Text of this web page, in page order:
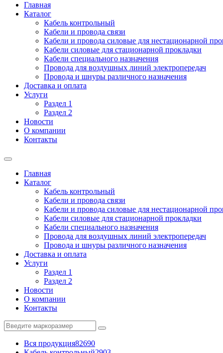
Главная
Каталог
Кабель контрольный
Кабели и провода связи
Кабели и провода силовые для нестационарной
Кабели силовые для стационарной прокладки
Кабели специального назначения
Провода для воздушных линий электропередач
Провода и шнуры различного назначения
Доставка и оплата
Услуги
Раздел 1
Раздел 2
Новости
О компании
Контакты
Главная
Каталог
Кабель контрольный
Кабели и провода связи
Кабели и провода силовые для нестационарной
Кабели силовые для стационарной прокладки
Кабели специального назначения
Провода для воздушных линий электропередач
Провода и шнуры различного назначения
Доставка и оплата
Услуги
Раздел 1
Раздел 2
Новости
О компании
Контакты
Вся продукция82690